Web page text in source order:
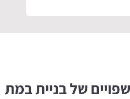
של בניית במת